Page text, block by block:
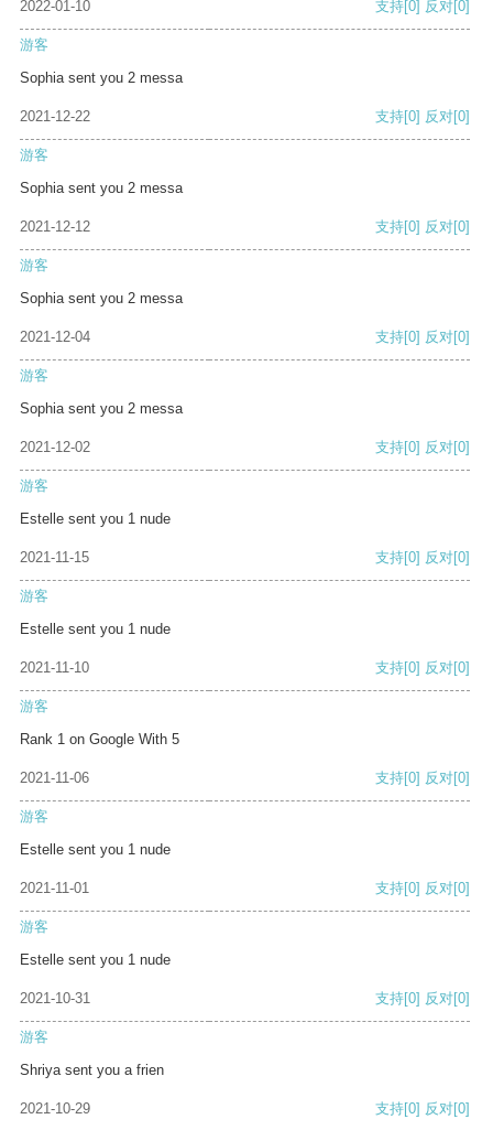
2022-01-10 支持[0] 反对[0]
游客
Sophia sent you 2 messa
2021-12-22 支持[0] 反对[0]
游客
Sophia sent you 2 messa
2021-12-12 支持[0] 反对[0]
游客
Sophia sent you 2 messa
2021-12-04 支持[0] 反对[0]
游客
Sophia sent you 2 messa
2021-12-02 支持[0] 反对[0]
游客
Estelle sent you 1 nude
2021-11-15 支持[0] 反对[0]
游客
Estelle sent you 1 nude
2021-11-10 支持[0] 反对[0]
游客
Rank 1 on Google With 5
2021-11-06 支持[0] 反对[0]
游客
Estelle sent you 1 nude
2021-11-01 支持[0] 反对[0]
游客
Estelle sent you 1 nude
2021-10-31 支持[0] 反对[0]
游客
Shriya sent you a frien
2021-10-29 支持[0] 反对[0]